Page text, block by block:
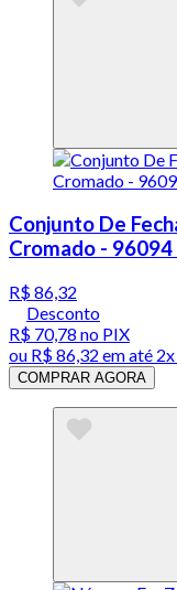
Conjunto De
Cromado - 96094
R$ 86,32
Desconto
R$ 70,78 no PIX
ou R$ 86,32 em até
COMPRAR AGORA